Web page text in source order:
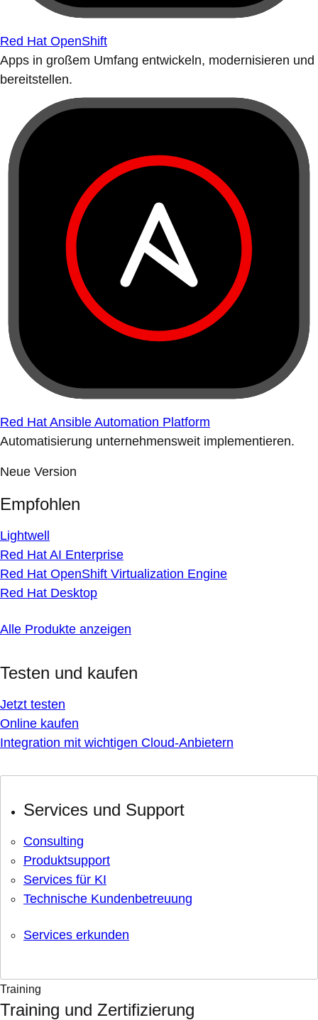
Red Hat OpenShift
Apps in großem Umfang entwickeln, modernisieren und
bereitstellen.
Red Hat Ansible Automation Platform
Automatisierung unternehmensweit implementieren.
Neue Version
Empfohlen
Lightwell
Red Hat AI Enterprise
Red Hat OpenShift Virtualization Engine
Red Hat Desktop
Alle Produkte anzeigen
Testen und kaufen
Jetzt testen
Online kaufen
Integration mit wichtigen Cloud-Anbietern
Services und Support
Consulting
Produktsupport
Services für KI
Technische Kundenbetreuung
Services erkunden
Training
Training und Zertifizierung